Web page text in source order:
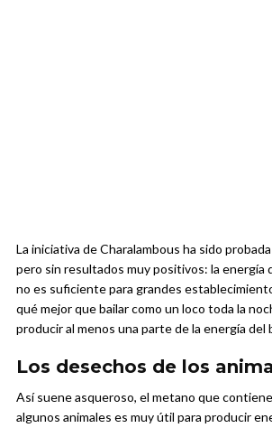
La iniciativa de Charalambous ha sido
pero sin resultados muy positivos: la energía
no es suficiente para grandes
qué mejor que bailar como un loco toda la
producir al menos una parte de la energía del
Los desechos de los
Así suene asqueroso, el metano que
algunos animales es muy útil para producir